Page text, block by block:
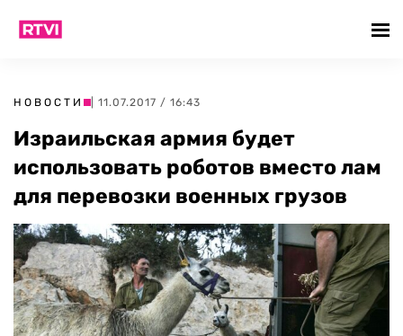
НОВОСТИ | 11.07.2017 / 16:43
Израильская армия будет
использовать роботов вместо лам
для перевозки военных грузов